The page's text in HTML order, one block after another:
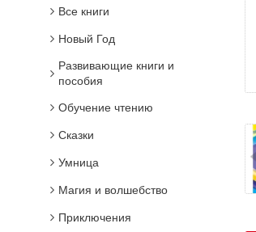
Все книги
Новый Год
Развивающие книги и
пособия
Обучение чтению
Сказки
Умница
Магия и волшебство
Приключения